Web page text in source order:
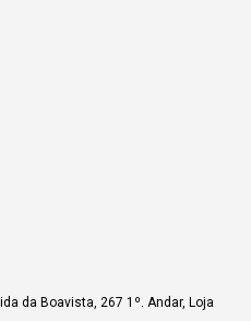
da Boavista, 267 1º. Andar, Loja